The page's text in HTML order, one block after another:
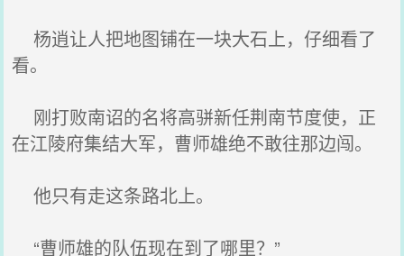
杨逍让人把地图铺在一块大石上，仔细看了
看。
刚打败南诏的名将高骈新任荆南节度使，正
在江陵府集结大军，曹师雄绝不敢往那边闯。
他只有走这条路北上。
“曹师雄的队伍现在到了哪里？”